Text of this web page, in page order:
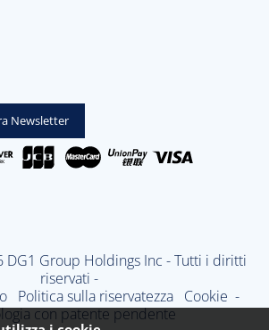
Newsletter
DG1 Group Holdings Inc - Tutti i diritti
riservati -
Politica sulla riservatezza Cookie -
con patente pendente